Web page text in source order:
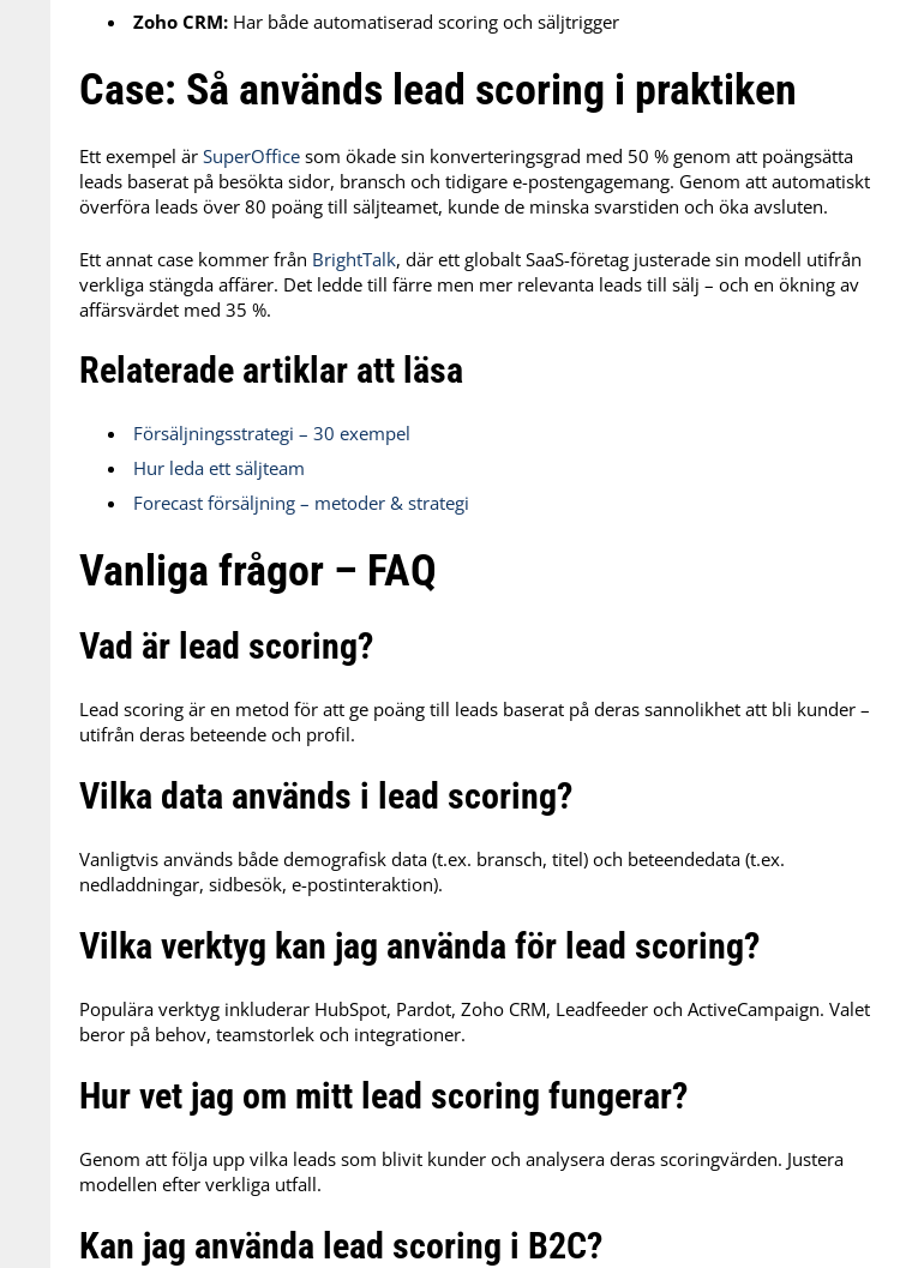
Zoho CRM: Har både automatiserad scoring och säljtrigger
Case: Så används lead scoring i praktiken
Ett exempel är SuperOffice som ökade sin konverteringsgrad med 50 % genom att poängsätta
leads baserat på besökta sidor, bransch och tidigare e-postengagemang. Genom att automatiskt
överföra leads över 80 poäng till säljteamet, kunde de minska svarstiden och öka avsluten.
Ett annat case kommer från BrightTalk, där ett globalt SaaS-företag justerade sin modell utifrån
verkliga stängda affärer. Det ledde till färre men mer relevanta leads till sälj – och en ökning av
affärsvärdet med 35 %.
Relaterade artiklar att läsa
Försäljningsstrategi – 30 exempel
Hur leda ett säljteam
Forecast försäljning – metoder & strategi
Vanliga frågor – FAQ
Vad är lead scoring?
Lead scoring är en metod för att ge poäng till leads baserat på deras sannolikhet att bli kunder –
utifrån deras beteende och profil.
Vilka data används i lead scoring?
Vanligtvis används både demografisk data (t.ex. bransch, titel) och beteendedata (t.ex.
nedladdningar, sidbesök, e-postinteraktion).
Vilka verktyg kan jag använda för lead scoring?
Populära verktyg inkluderar HubSpot, Pardot, Zoho CRM, Leadfeeder och ActiveCampaign. Valet
beror på behov, teamstorlek och integrationer.
Hur vet jag om mitt lead scoring fungerar?
Genom att följa upp vilka leads som blivit kunder och analysera deras scoringvärden. Justera
modellen efter verkliga utfall.
Kan jag använda lead scoring i B2C?